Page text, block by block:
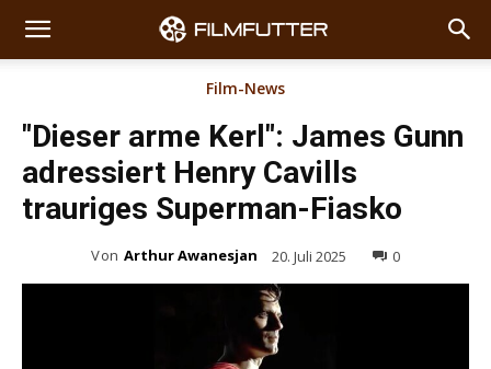
Film-News
"Dieser arme Kerl": James Gunn
adressiert Henry Cavills
trauriges Superman-Fiasko
Von Arthur Awanesjan 20. Juli 2025 0